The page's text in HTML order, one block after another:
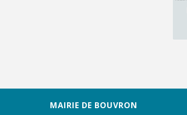
MAIRIE DE BOUVRON